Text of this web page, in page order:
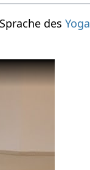
desYoga